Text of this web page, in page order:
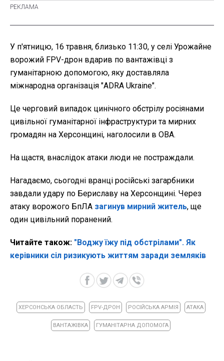
У п'ятницю, 16 травня, близько 11:30, у селі Урожайне
ворожий FPV-дрон вдарив по вантажівці з
гуманітарною допомогою, яку доставляла
міжнародна організація "ADRA Ukraine".
Це черговий випадок цинічного обстрілу росіянами
цивільної гуманітарної інфраструктури та мирних
громадян на Херсонщині, наголосили в ОВА.
На щастя, внаслідок атаки люди не постраждали.
Нагадаємо, сьогодні вранці російські загарбники
завдали удару по Бериславу на Херсонщині. Через
атаку ворожого БпЛА загинув мирний житель, ще
один цивільний поранений.
Читайте також: "Воджу їжу під обстрілами". Як
керівники сіл ризикують життям заради земляків
ХЕРСОНСЬКА ОБЛАСТЬ FPV-ДРОН РОСІЙСЬКА АРМІЯ АТАКА
ВАНТАЖІВКА ГУМАНІТАРНА ДОПОМОГА